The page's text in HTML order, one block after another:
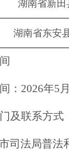
湖南省新
湖南省东安
： 2026年5月
及联系方式
司法局普法